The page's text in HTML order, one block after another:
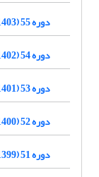
دوره 55 (1403)
دوره 54 (1402)
دوره 53 (1401)
دوره 52 (1400)
دوره 51 (1399)